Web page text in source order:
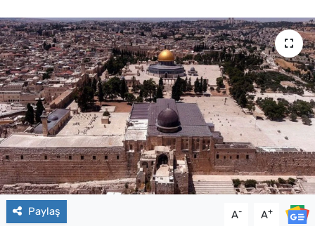
Paylaş A- A+